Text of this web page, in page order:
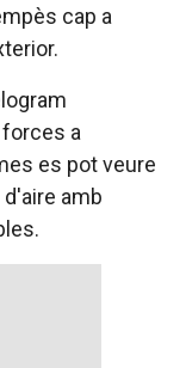
cap a
a
es pot veure
amb